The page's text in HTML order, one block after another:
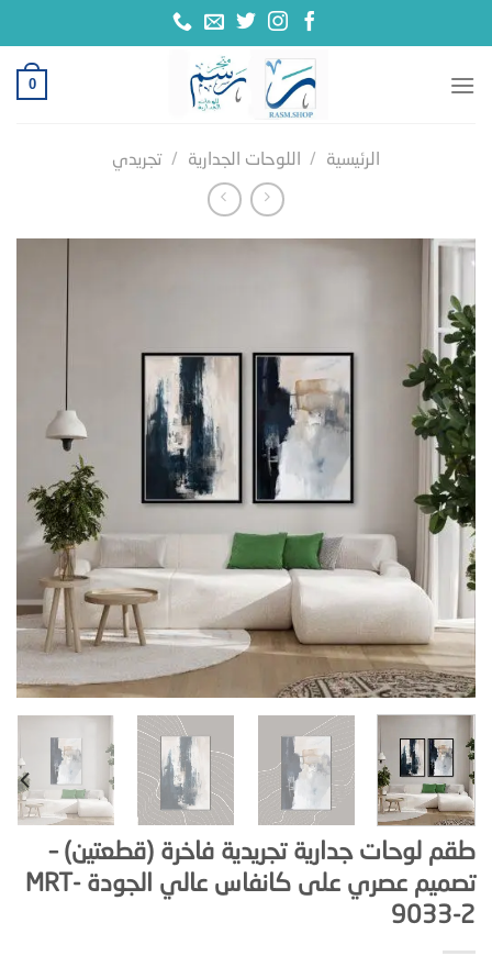
0
الرئيسية / اللوحات الجدارية / تجريدي
طقم لوحات جدارية تجريدية فاخرة (قطعتين) –
تصميم عصري على كانفاس عالي الجودة MRT-
9033-2